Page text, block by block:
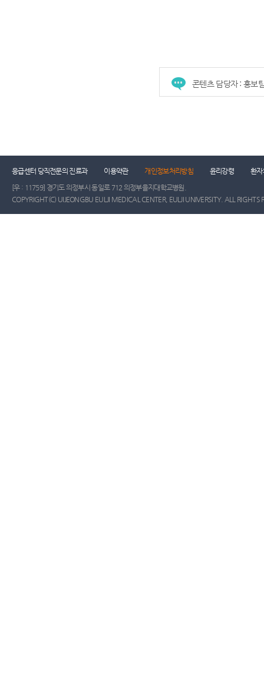
콘텐츠 담당자 : 홍보
응급센터 당직전문의 진료과 이용약관 개인정보처리방침 윤리강령
환자
[우 : 11759] 경기도 의정부시 동일로 712 의정부을지대학교병원.
COPYRIGHT(C) UIJEONGBU EULJI MEDICAL CENTER, EULJI UNIVERSITY. ALL RIGHTS